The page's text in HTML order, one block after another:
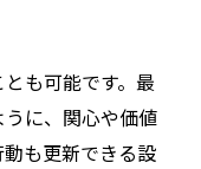
も可能です。最
に、関心や価値
も更新できる設